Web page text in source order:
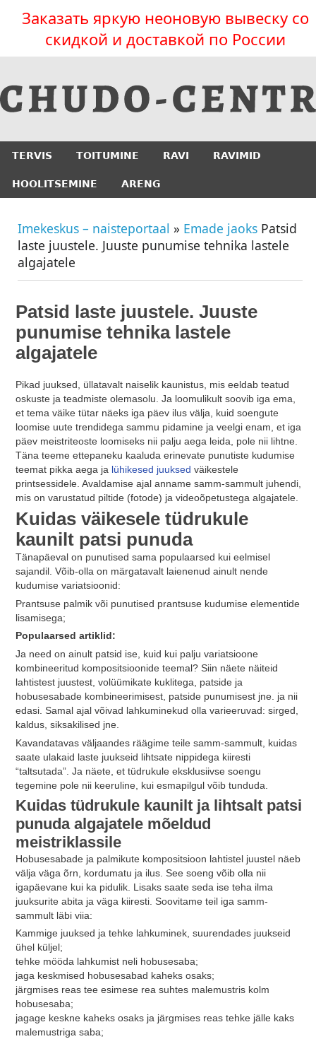
Заказать яркую неоновую вывеску со
скидкой и доставкой по России
TERVIS TOITUMINE RAVI RAVIMID
HOOLITSEMINE ARENG
Imekeskus – naisteportaal » Emade jaoks Patsid
laste juustele. Juuste punumise tehnika lastele
algajatele
Patsid laste juustele. Juuste
punumise tehnika lastele
algajatele
Pikad juuksed, üllatavalt naiselik kaunistus, mis eeldab teatud
oskuste ja teadmiste olemasolu. Ja loomulikult soovib iga ema,
et tema väike tütar näeks iga päev ilus välja, kuid soengute
loomise uute trendidega sammu pidamine ja veelgi enam, et iga
päev meistriteoste loomiseks nii palju aega leida, pole nii lihtne.
Täna teeme ettepaneku kaaluda erinevate punutiste kudumise
teemat pikka aega ja lühikesed juuksed väikestele
printsessidele. Avaldamise ajal anname samm-sammult juhendi,
mis on varustatud piltide (fotode) ja videoõpetustega algajatele.
Kuidas väikesele tüdrukule
kaunilt patsi punuda
Tänapäeval on punutised sama populaarsed kui eelmisel
sajandil. Võib-olla on märgatavalt laienenud ainult nende
kudumise variatsioonid:
Prantsuse palmik või punutised prantsuse kudumise elementide
lisamisega;
Populaarsed artiklid:
Ja need on ainult patsid ise, kuid kui palju variatsioone
kombineeritud kompositsioonide teemal? Siin näete näiteid
lahtistest juustest, volüümikate kuklitega, patside ja
hobusesabade kombineerimisest, patside punumisest jne. ja nii
edasi. Samal ajal võivad lahkuminekud olla varieeruvad: sirged,
kaldus, siksakilised jne.
Kavandatavas väljaandes räägime teile samm-sammult, kuidas
saate ulakaid laste juukseid lihtsate nippidega kiiresti
“taltsutada”. Ja näete, et tüdrukule eksklusiivse soengu
tegemine pole nii keeruline, kui esmapilgul võib tunduda.
Kuidas tüdrukule kaunilt ja lihtsalt patsi
punuda algajatele mõeldud
meistriklassile
Hobusesabade ja palmikute kompositsioon lahtistel juustel näeb
välja väga õrn, kordumatu ja ilus. See soeng võib olla nii
igapäevane kui ka pidulik. Lisaks saate seda ise teha ilma
juuksurite abita ja väga kiiresti. Soovitame teil iga samm-
sammult läbi viia:
Kammige juuksed ja tehke lahkuminek, suurendades juukseid
ühel küljel;
tehke mööda lahkumist neli hobusesaba;
jaga keskmised hobusesabad kaheks osaks;
järgmises reas tee esimese rea suhtes malemustris kolm
hobusesaba;
jagage keskne kaheks osaks ja järgmises reas tehke jälle kaks
malemustriga saba;